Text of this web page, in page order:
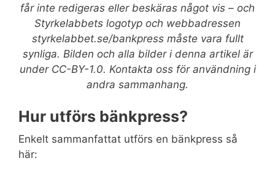
får inte redigeras eller beskäras något vis – och
Styrkelabbets logotyp och webbadressen
styrkelabbet.se/bankpress måste vara fullt
synliga. Bilden och alla bilder i denna artikel är
under CC-BY-1.0. Kontakta oss för användning i
andra sammanhang.
Hur utförs bänkpress?
Enkelt sammanfattat utförs en bänkpress så
här: